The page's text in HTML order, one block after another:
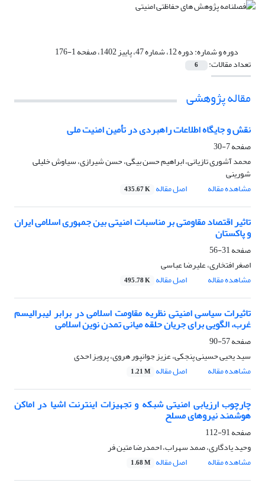
دوره و شماره:دوره 12، شماره 47، پاییز 1402، صفحه 1-176
تعداد مقالات: 6
مقاله پژوهشی
نقش و جایگاه اطلاعات راهبردی در تأمین امنیت ملی
صفحه7-30
محمد آشوری تازیانی، ابراهیم حسن بیگی، حسن شیرازی، سیاوش خلیلی
شورینی
مشاهده مقاله
اصل مقاله 435.67 K
تاثیر اقتصاد مقاومتی بر مناسبات امنیتی بین جمهوری اسلامی ایران
و پاکستان
صفحه31-56
اصغر افتخاری، علیرضا عباسی
مشاهده مقاله
اصل مقاله 495.78 K
تاثیرات سیاسی امنیتی نظریه مقاومت اسلامی در برابر لیبرالیسم
غرب، الگویی برای جریان حلقه میانی تمدن نوین اسلامی
صفحه57-90
سید یحیی حسینی پنجکی، عزیز جوانپور هروی، پرویز احدی
مشاهده مقاله
اصل مقاله 1.21 M
چارچوب ارزیابی امنیتی شبکه و تجهیزات اینترنت اشیا در اماکن
هوشمند نیروهای مسلح
صفحه91-112
وحید یادگاری، صمد سهراب، احمدرضا متین فر
مشاهده مقاله
اصل مقاله 1.68 M